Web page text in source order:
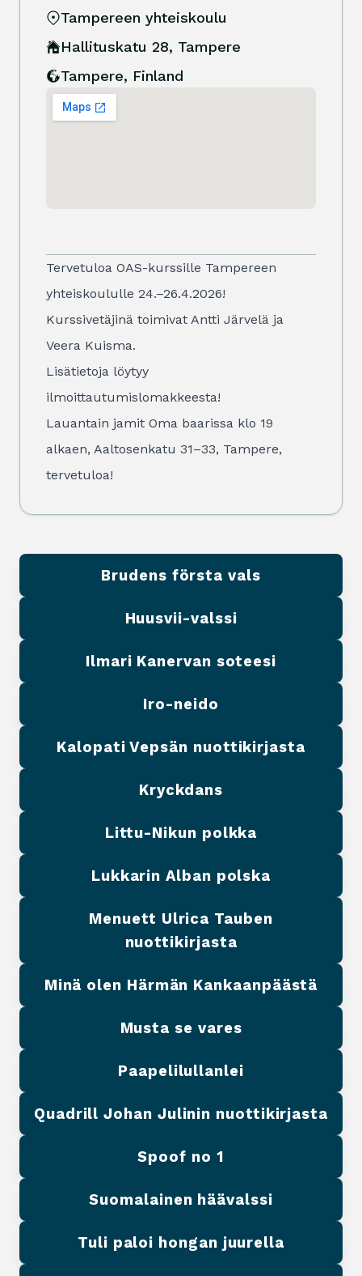
Tervetuloa OAS-kurssille Tampereen
yhteiskoululle 24.–26.4.2026!
Kurssivetäjinä toimivat Antti Järvelä ja
Veera Kuisma.
Lisätietoja löytyy
ilmoittautumislomakkeesta!
Lauantain jamit Oma baarissa klo 19
alkaen, Aaltosenkatu 31–33, Tampere,
tervetuloa!
Tampereen yhteiskoulu
Hallituskatu 28, Tampere
Tampere, Finland
Brudens första vals
Huusvii-valssi
Ilmari Kanervan soteesi
Iro-neido
Kalopati Vepsän nuottikirjasta
Kryckdans
Littu-Nikun polkka
Lukkarin Alban polska
Menuett Ulrica Tauben
nuottikirjasta
Minä olen Härmän Kankaanpäästä
Musta se vares
Paapelilullanlei
Quadrill Johan Julinin nuottikirjasta
Spoof no 1
Suomalainen häävalssi
Tuli paloi hongan juurella